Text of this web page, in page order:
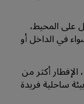
على المحيط،
في الداخل أو
أكثر من
ساحلية فريدة